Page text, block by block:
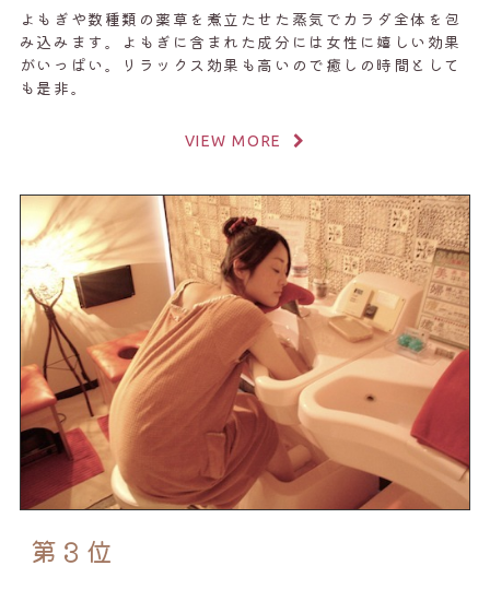
よもぎや数種類の薬草を煮立たせた蒸気でカラダ全体を包
み込みます。よもぎに含まれた成分には女性に嬉しい効果
がいっぱい。リラックス効果も高いので癒しの時間として
も是非。
VIEW MORE
第３位